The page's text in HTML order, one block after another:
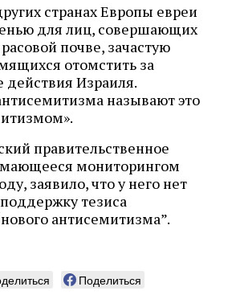
странах Европы евреи
для лиц, совершающих
почве, зачастую
отомстить за
Израиля.
называют это
правительственное
мониторингом
заявило, что у него нет
тезиса
антисемитизма”.
Поделиться